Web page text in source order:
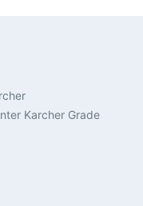
Karcher Grade